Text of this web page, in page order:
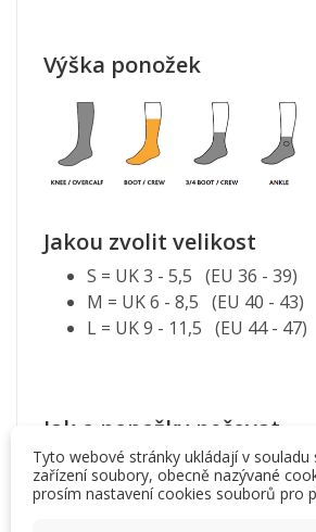
Výška ponožek
Jakou zvolit velikost
S = UK 3 - 5,5 (EU 36 - 39)
M = UK 6 - 8,5 (EU 40 - 43)
L = UK 9 - 11,5 (EU 44 - 47)
Jak o ponožky pečovat
Zamezte styku ponožek se
Ponožky perte naruby, bez
Tyto webové stránky ukládají v souladu
zařízení soubory, obecně nazývané
prosím nastavení cookies souborů pro